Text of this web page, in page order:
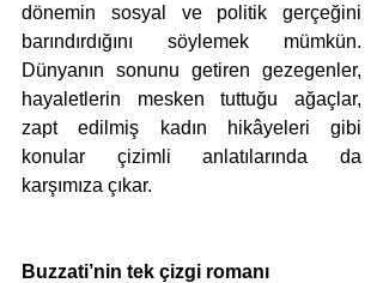
dönemin sosyal ve politik gerçeğini
barındırdığını söylemek mümkün.
Dünyanın sonunu getiren gezegenler,
hayaletlerin mesken tuttuğu ağaçlar,
zapt edilmiş kadın hikâyeleri gibi
konular çizimli anlatılarında da
karşımıza çıkar.
Buzzati’nin tek çizgi romanı